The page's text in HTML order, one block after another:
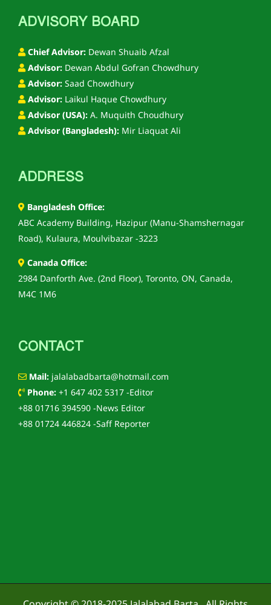
ADVISORY BOARD
Chief Advisor: Dewan Shuaib Afzal
Advisor: Dewan Abdul Gofran Chowdhury
Advisor: Saad Chowdhury
Advisor: Laikul Haque Chowdhury
Advisor (USA): A. Muquith Choudhury
Advisor (Bangladesh): Mir Liaquat Ali
ADDRESS
Bangladesh Office:
ABC Academy Building, Hazipur (Manu-Shamshernagar
Road), Kulaura, Moulvibazar -3223
Canada Office:
2984 Danforth Ave. (2nd Floor), Toronto, ON, Canada,
M4C 1M6
CONTACT
Mail: jalalabadbarta@hotmail.com
Phone: +1 647 402 5317 -Editor
+88 01716 394590 -News Editor
+88 01724 446824 -Saff Reporter